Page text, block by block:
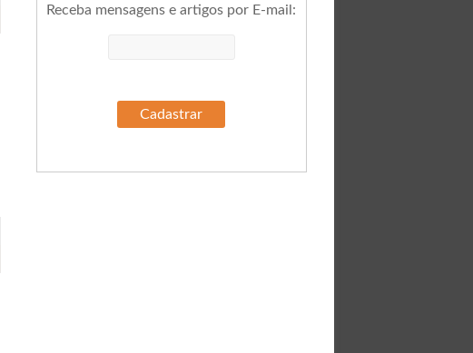
Receba mensagens e artigos por E-mail :